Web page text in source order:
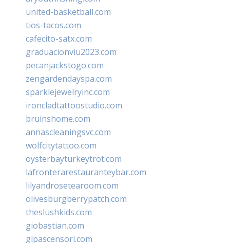
united-basketball.com
tios-tacos.com
cafecito-satx.com
graduacionviu2023.com
pecanjackstogo.com
zengardendayspa.com
sparklejewelryinc.com
ironcladtattoostudio.com
bruinshome.com
annascleaningsvc.com
wolfcitytattoo.com
oysterbayturkeytrot.com
lafronterarestauranteybar.com
lilyandrosetearoom.com
olivesburgberrypatch.com
theslushkids.com
giobastian.com
glpascensori.com